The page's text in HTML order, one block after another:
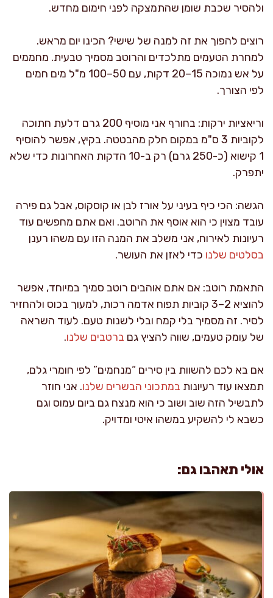
ולהסיר שכבת שומן שהתמצקה לפני חימום מחדש.
רוצים להפוך את זה למנה של שישי? הכינו יום מראש.
למחרת הטעמים מתלכדים והרוטב מסמיך טבעית. מחממים
על אש נמוכה 15–20 דקות, עם 50–100 מ"ל מים חמים
לפי הצורך.
וריאציות ירקות: בחורף אני מוסיף 200 גרם דלעת חתוכה
לקוביות 3 ס"מ במקום חלק מהבטטה. בקיץ, אפשר להוסיף
1 קישוא (כ-250 גרם) רק ב-10 הדקות האחרונות כדי שלא
יתפרק.
הגשה: הכי כיף בעיני על אורז לבן או קוסקוס, אבל גם פירה
עובד מצוין כי הוא אוסף את הרוטב. ואם אתם מחפשים עוד
רעיונות לאירוח, אני משלב את המנה הזו עם משהו רענן
בסלטים שלנו כדי לאזן את העושר.
התאמת רוטב: אם אתם אוהבים רוטב סמיך במיוחד, אפשר
להוציא 2–3 קוביות תפוח אדמה רכות, למעוך בכוס ולהחזיר
לסיר. זה מסמיך בלי קמח ובלי לשנות טעם. לעוד השראה
של עומק טעמים, שווה להציץ גם ברטבים שלנו.
אם בא לכם להשוות בין סירים “מנחמים” לפי חומרי גלם,
תמצאו עוד רעיונות במתכוני הבשרים שלנו. אני חוזר
לתבשיל הזה שוב ושוב כי הוא מנצח גם ביום עמוס וגם
כשבא לי להשקיע במשהו איטי ומדויק.
אולי תאהבו גם: